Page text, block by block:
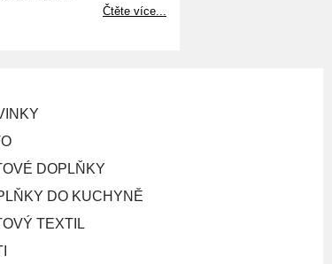
Čtěte více...
DOPLŇKY
DO KUCHYNĚ
TEXTIL